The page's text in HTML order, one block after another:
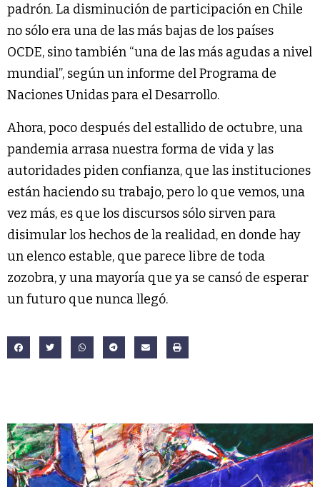
padrón. La disminución de participación en Chile
no sólo era una de las más bajas de los países
OCDE, sino también “una de las más agudas a nivel
mundial”, según un informe del Programa de
Naciones Unidas para el Desarrollo.
Ahora, poco después del estallido de octubre, una
pandemia arrasa nuestra forma de vida y las
autoridades piden confianza, que las instituciones
están haciendo su trabajo, pero lo que vemos, una
vez más, es que los discursos sólo sirven para
disimular los hechos de la realidad, en donde hay
un elenco estable, que parece libre de toda
zozobra, y una mayoría que ya se cansó de esperar
un futuro que nunca llegó.